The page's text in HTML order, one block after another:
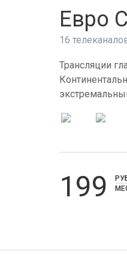
Евро
16
Трансляции
199